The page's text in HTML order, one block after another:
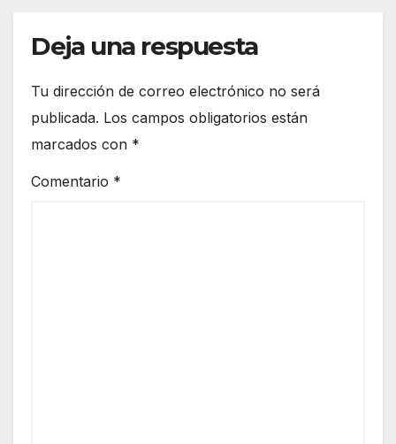
Deja una respuesta
Tu dirección de correo electrónico no será
publicada. Los campos obligatorios están
marcados con *
Comentario *